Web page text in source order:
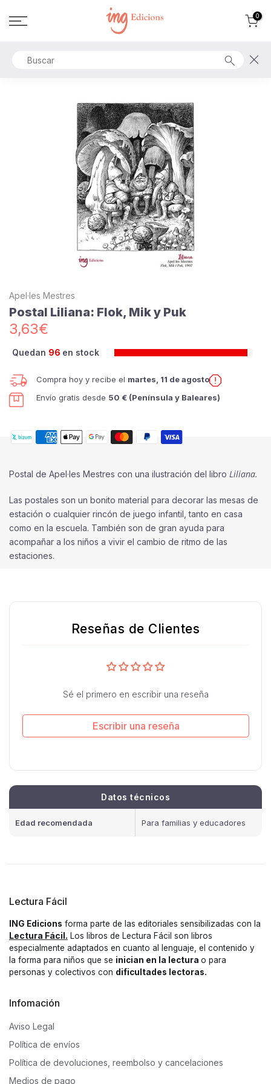
al
0
Apel·les Mestres
Postal Liliana: Flok, Mik y Puk
3,63€
Quedan 96 en stock
Compra hoy y recibe el martes, 11 de agosto
Envío gratis desde 50 € (Península y Baleares)
Postal de Apel·les Mestres con una ilustración del libro Liliana.
Las postales son un bonito material para decorar las mesas de
estación o cualquier rincón de juego infantil, tanto en casa
como en la escuela. También son de gran ayuda para
acompañar a los niños a vivir el cambio de ritmo de las
estaciones.
Reseñas de Clientes
Sé el primero en escribir una reseña
Escribir una reseña
Datos técnicos
Edad recomendada Para familias y educadores
Lectura Fácil
ING Edicions forma parte de las editoriales sensibilizadas con la
Lectura Fácil. Los libros de Lectura Fácil son libros
especialmente adaptados en cuanto al lenguaje, el contenido y
la forma para niños que se inician en la lectura o para
personas y colectivos con dificultades lectoras.
Infomación
Aviso Legal
Política de envíos
Política de devoluciones, reembolso y cancelaciones
Medios de pago